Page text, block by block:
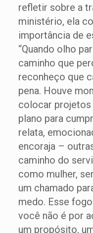
refletir sobre a
ministério, ela
importância de
“Quando olho
caminho que
reconheço que
pena. Houve
colocar projetos
plano para
relata,
encoraja –
caminho do
como mulher,
um chamado
medo. Esse
você não é por
um propósito,